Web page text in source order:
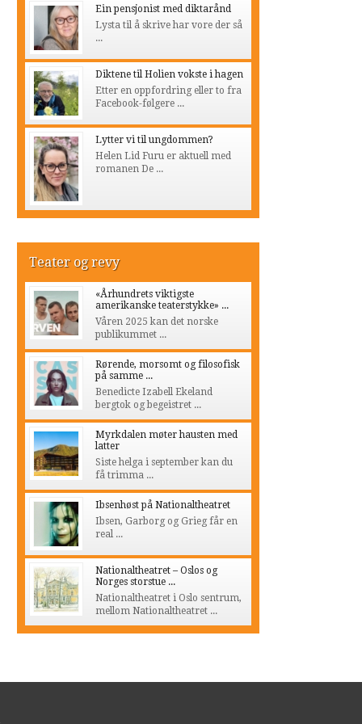
Ein pensjonist med diktarånd
Lysta til å skrive har vore der så
...
Diktene til Holien vokste i hagen
Etter en oppfordring eller to fra
Facebook-følgere ...
Lytter vi til ungdommen?
Helen Lid Furu er aktuell med
romanen De ...
Teater og revy
«Århundrets viktigste
amerikanske teaterstykke» ...
Våren 2025 kan det norske
publikummet ...
Rørende, morsomt og filosofisk
på samme ...
Benedicte Izabell Ekeland
bergtok og begeistret ...
Myrkdalen møter hausten med
latter
Siste helga i september kan du
få trimma ...
Ibsenhøst på Nationaltheatret
Ibsen, Garborg og Grieg får en
real ...
Nationaltheatret – Oslos og
Norges storstue ...
Nationaltheatret i Oslo sentrum,
mellom Nationaltheatret ...